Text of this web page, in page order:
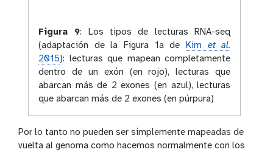
Figura 9: Los tipos de lecturas RNA-seq
(adaptación de la Figura 1a de
Kim et al.
2015): lecturas que mapean completamente
dentro de un exón (en rojo), lecturas que
abarcan más de 2 exones (en azul), lecturas
que abarcan más de 2 exones (en púrpura)
Por lo tanto no pueden ser simplemente mapeadas de
vuelta al genoma como hacemos normalmente con los